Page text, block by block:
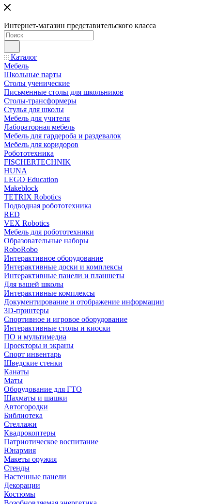
Интернет-магазин представительского класса
Каталог
Мебель
Школьные парты
Столы ученические
Письменные столы для школьников
Столы-трансформеры
Стулья для школы
Мебель для учителя
Лабораторная мебель
Мебель для гардероба и раздевалок
Мебель для коридоров
Робототехника
FISCHERTECHNIK
HUNA
LEGO Education
Makeblock
TETRIX Robotics
Подводная робототехника
RED
VEX Robotics
Мебель для робототехники
Образовательные наборы
RoboRobo
Интерактивное оборудование
Интерактивные доски и комплексы
Интерактивные панели и планшеты
Для вашей школы
Интерактивные комплексы
Документирование и отображение информации
3D-принтеры
Спортивное и игровое оборудование
Интерактивные столы и киоски
ПО и мультимедиа
Проекторы и экраны
Спорт инвентарь
Шведские стенки
Канаты
Маты
Оборудование для ГТО
Шахматы и шашки
Автогородки
Библиотека
Стеллажи
Квадрокоптеры
Патриотическое воспитание
Юнармия
Макеты оружия
Стенды
Настенные панели
Декорации
Костюмы